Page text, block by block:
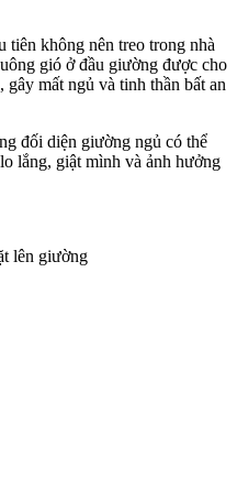
không nên treo trong nhà
gió ở đầu giường được cho
mất ngủ và tinh thần bất an
đối diện giường ngủ có thể
lắng, giật mình và ảnh hưởng
lên giường